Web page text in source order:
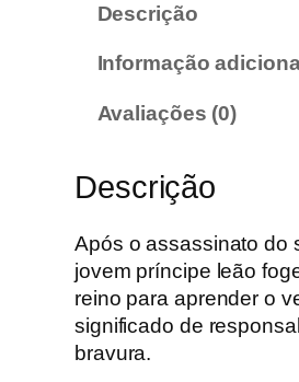
ã
–
E
d
i
ç
Descrição
Informação
Avaliações (0)
Descrição
Após o assassinato do
jovem príncipe leão
reino para aprender o
significado de
bravura.